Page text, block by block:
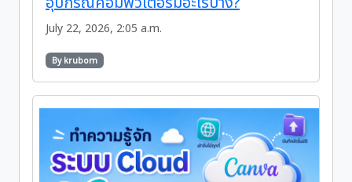
July 22, 2026, 2:05 a.m.
By krubom